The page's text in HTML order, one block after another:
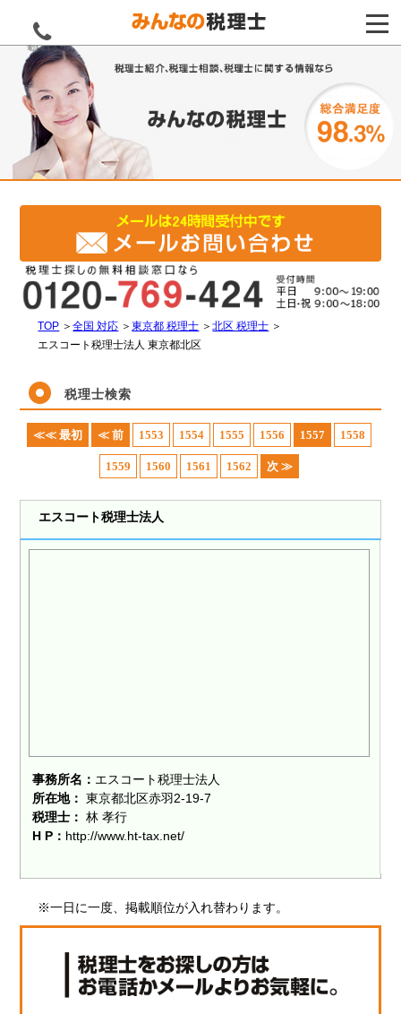
電話をする
TOP ＞全国 対応 ＞東京都 税理士 ＞北区 税理士 ＞
エスコート税理士法人 東京都北区
税理士検索
≪≪ 最初 ≪ 前 1553 1554 1555 1556 1557 1558
1559 1560 1561 1562 次 ≫
エスコート税理士法人
事務所名： エスコート税理士法人
所在地： 東京都北区赤羽2-19-7
税理士： 林 孝行
H P： http://www.ht-tax.net/
※一日に一度、掲載順位が入れ替わります。